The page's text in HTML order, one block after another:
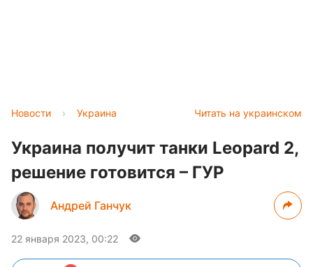
Читать на украинском
Новости › Украина
Украина получит танки Leopard 2,
решение готовится – ГУР
Андрей Ганчук
22 января 2023, 00:22